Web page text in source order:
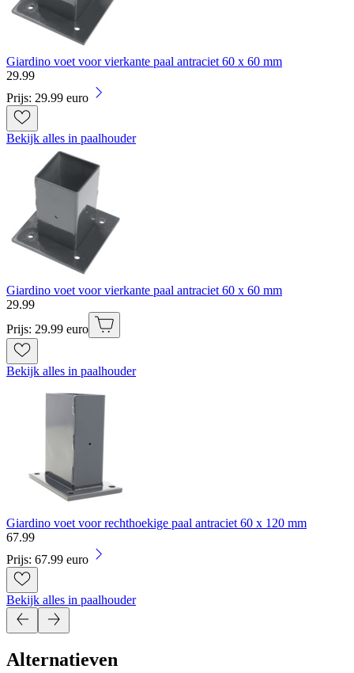
Giardino voet voor vierkante paal antraciet 60 x 60 mm
29.99
Prijs: 29.99 euro
Bekijk alles in paalhouder
Giardino voet voor vierkante paal antraciet 60 x 60 mm
29.99
Prijs: 29.99 euro
Bekijk alles in paalhouder
Giardino voet voor rechthoekige paal antraciet 60 x 120 mm
67.99
Prijs: 67.99 euro
Bekijk alles in paalhouder
Alternatieven